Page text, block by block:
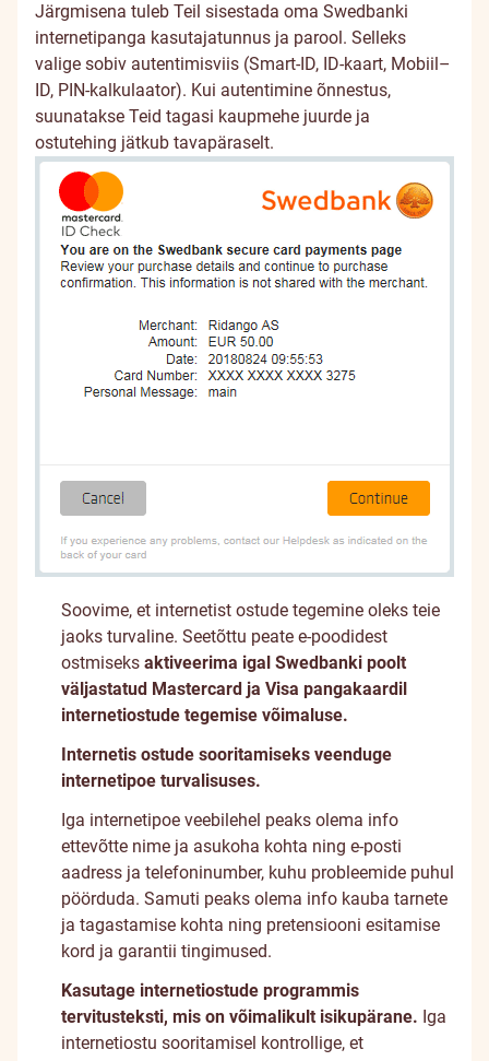
Järgmisena tuleb Teil sisestada oma Swedbanki
internetipanga kasutajatunnus ja parool. Selleks
valige sobiv autentimisviis (Smart-ID, ID-kaart, Mobiil–
ID, PIN-kalkulaator). Kui autentimine õnnestus,
suunatakse Teid tagasi kaupmehe juurde ja
ostutehing jätkub tavapäraselt.
Soovime, et internetist ostude tegemine oleks teie
jaoks turvaline. Seetõttu peate e-poodidest
ostmiseks aktiveerima igal Swedbanki poolt
väljastatud Mastercard ja Visa pangakaardil
internetiostude tegemise võimaluse.
Internetis ostude sooritamiseks veenduge
internetipoe turvalisuses.
Iga internetipoe veebilehel peaks olema info
ettevõtte nime ja asukoha kohta ning e-posti
aadress ja telefoninumber, kuhu probleemide puhul
pöörduda. Samuti peaks olema info kauba tarnete
ja tagastamise kohta ning pretensiooni esitamise
kord ja garantii tingimused.
Kasutage internetiostude programmis
tervitusteksti, mis on võimalikult isikupärane. Iga
internetiostu sooritamisel kontrollige, et